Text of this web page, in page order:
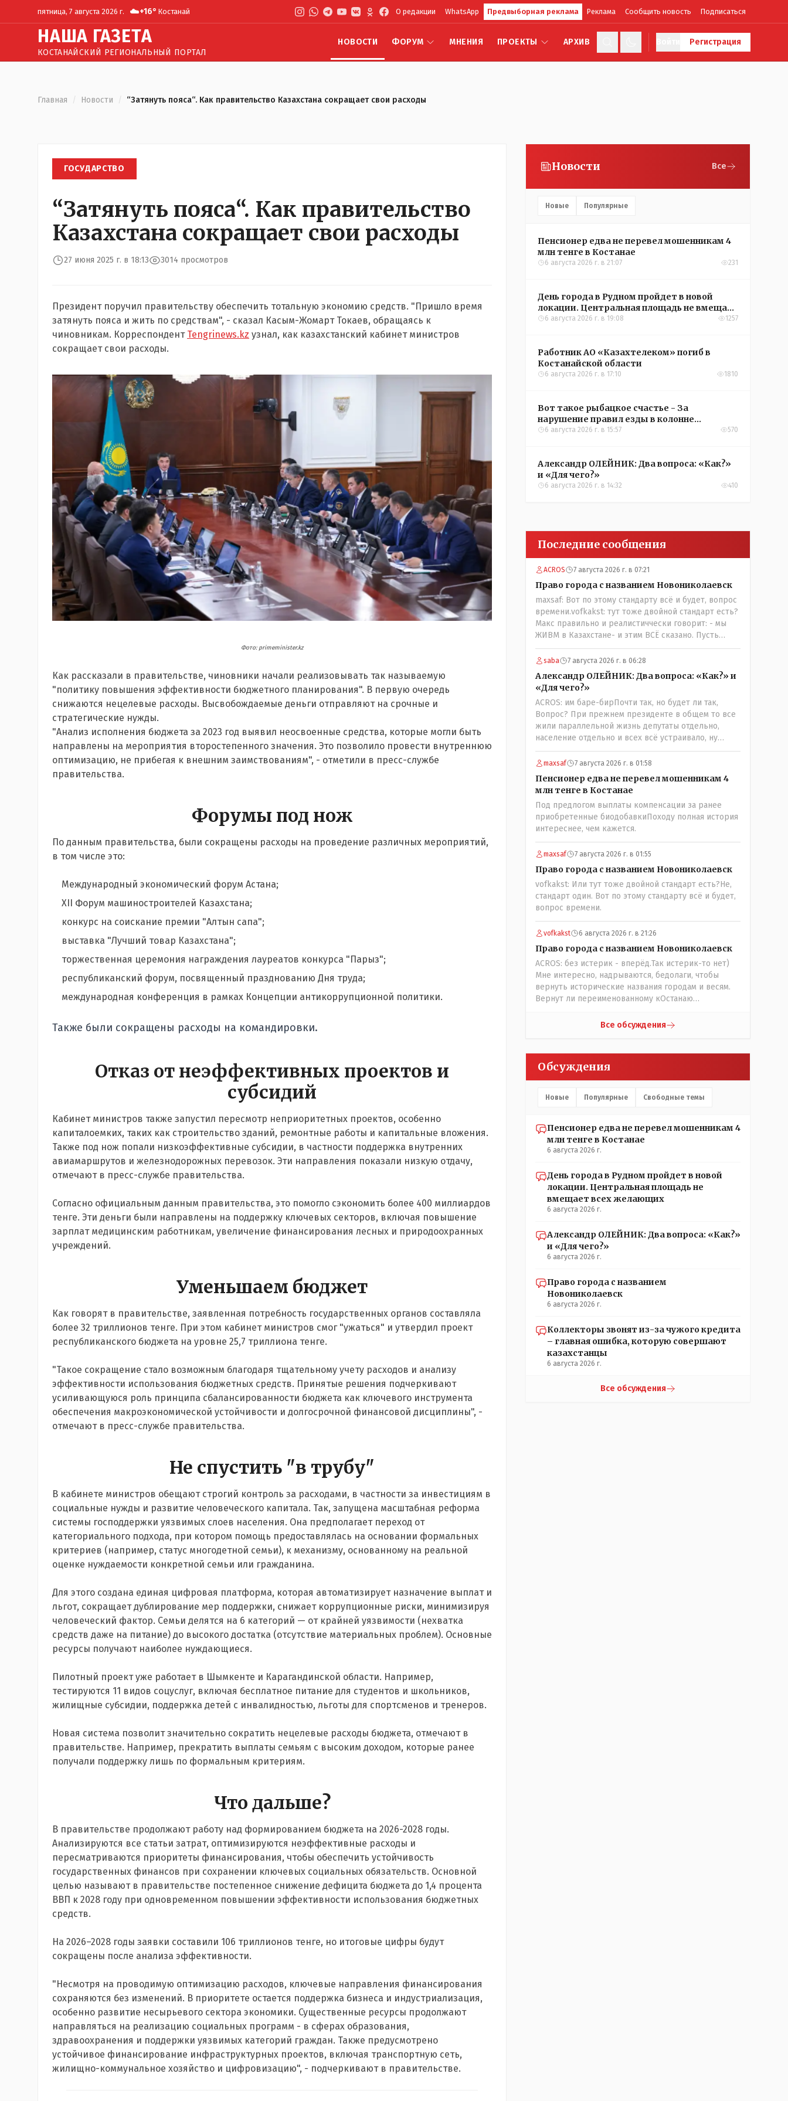
пятница, 7 августа 2026 г. ☁️+16° Костанай О редакции WhatsApp Предвыборная реклама Реклама Сообщить новость Подписаться
НАША ГАЗЕТА
КОСТАНАЙСКИЙ РЕГИОНАЛЬНЫЙ ПОРТАЛ
НОВОСТИ ФОРУМ МНЕНИЯ ПРОЕКТЫ АРХИВ Регистрация
Главная / Новости / “Затянуть пояса“. Как правительство Казахстана сокращает свои расходы
ГОСУДАРСТВО
“Затянуть пояса“. Как правительство
Казахстана сокращает свои расходы
27 июня 2025 г. в 18:13 3014 просмотров
Президент поручил правительству обеспечить тотальную экономию средств. "Пришло время
затянуть пояса и жить по средствам", - сказал Касым-Жомарт Токаев, обращаясь к
чиновникам. Корреспондент Tengrinews.kz узнал, как казахстанский кабинет министров
сокращает свои расходы.
Фото: primeminister.kz
Как рассказали в правительстве, чиновники начали реализовывать так называемую
"политику повышения эффективности бюджетного планирования". В первую очередь
снижаются нецелевые расходы. Высвобождаемые деньги отправляют на срочные и
стратегические нужды.
"Анализ исполнения бюджета за 2023 год выявил неосвоенные средства, которые могли быть
направлены на мероприятия второстепенного значения. Это позволило провести внутреннюю
оптимизацию, не прибегая к внешним заимствованиям", - отметили в пресс-службе
правительства.
Форумы под нож
По данным правительства, были сокращены расходы на проведение различных мероприятий,
в том числе это:
Международный экономический форум Астана;
XII Форум машиностроителей Казахстана;
конкурс на соискание премии "Алтын сапа";
выставка "Лучший товар Казахстана";
торжественная церемония награждения лауреатов конкурса "Парыз";
республиканский форум, посвященный празднованию Дня труда;
международная конференция в рамках Концепции антикоррупционной политики.
Также были сокращены расходы на командировки.
Отказ от неэффективных проектов и
субсидий
Кабинет министров также запустил пересмотр неприоритетных проектов, особенно
капиталоемких, таких как строительство зданий, ремонтные работы и капитальные вложения.
Также под нож попали низкоэффективные субсидии, в частности поддержка внутренних
авиамаршрутов и железнодорожных перевозок. Эти направления показали низкую отдачу,
отмечают в пресс-службе правительства.
Согласно официальным данным правительства, это помогло сэкономить более 400 миллиардов
тенге. Эти деньги были направлены на поддержку ключевых секторов, включая повышение
зарплат медицинским работникам, увеличение финансирования лесных и природоохранных
учреждений.
Уменьшаем бюджет
Как говорят в правительстве, заявленная потребность государственных органов составляла
более 32 триллионов тенге. При этом кабинет министров смог "ужаться" и утвердил проект
республиканского бюджета на уровне 25,7 триллиона тенге.
"Такое сокращение стало возможным благодаря тщательному учету расходов и анализу
эффективности использования бюджетных средств. Принятые решения подчеркивают
усиливающуюся роль принципа сбалансированности бюджета как ключевого инструмента
обеспечения макроэкономической устойчивости и долгосрочной финансовой дисциплины", -
отмечают в пресс-службе правительства.
Не спустить "в трубу"
В кабинете министров обещают строгий контроль за расходами, в частности за инвестициям в
социальные нужды и развитие человеческого капитала. Так, запущена масштабная реформа
системы господдержки уязвимых слоев населения. Она предполагает переход от
категориального подхода, при котором помощь предоставлялась на основании формальных
критериев (например, статус многодетной семьи), к механизму, основанному на реальной
оценке нуждаемости конкретной семьи или гражданина.
Для этого создана единая цифровая платформа, которая автоматизирует назначение выплат и
льгот, сокращает дублирование мер поддержки, снижает коррупционные риски, минимизируя
человеческий фактор. Семьи делятся на 6 категорий — от крайней уязвимости (нехватка
средств даже на питание) до высокого достатка (отсутствие материальных проблем). Основные
ресурсы получают наиболее нуждающиеся.
Пилотный проект уже работает в Шымкенте и Карагандинской области. Например,
тестируются 11 видов соцуслуг, включая бесплатное питание для студентов и школьников,
жилищные субсидии, поддержка детей с инвалидностью, льготы для спортсменов и тренеров.
Новая система позволит значительно сократить нецелевые расходы бюджета, отмечают в
правительстве. Например, прекратить выплаты семьям с высоким доходом, которые ранее
получали поддержку лишь по формальным критериям.
Что дальше?
В правительстве продолжают работу над формированием бюджета на 2026-2028 годы.
Анализируются все статьи затрат, оптимизируются неэффективные расходы и
пересматриваются приоритеты финансирования, чтобы обеспечить устойчивость
государственных финансов при сохранении ключевых социальных обязательств. Основной
целью называют в правительстве постепенное снижение дефицита бюджета до 1,4 процента
ВВП к 2028 году при одновременном повышении эффективности использования бюджетных
средств.
На 2026–2028 годы заявки составили 106 триллионов тенге, но итоговые цифры будут
сокращены после анализа эффективности.
"Несмотря на проводимую оптимизацию расходов, ключевые направления финансирования
сохраняются без изменений. В приоритете остается поддержка бизнеса и индустриализация,
особенно развитие несырьевого сектора экономики. Существенные ресурсы продолжают
направляться на реализацию социальных программ - в сферах образования,
здравоохранения и поддержки уязвимых категорий граждан. Также предусмотрено
устойчивое финансирование инфраструктурных проектов, включая транспортную сеть,
жилищно-коммунальное хозяйство и цифровизацию", - подчеркивают в правительстве.
Новости Все
Новые Популярные
Пенсионер едва не перевел мошенникам 4
млн тенге в Костанае
6 августа 2026 г. в 21:07 231
День города в Рудном пройдет в новой
локации. Центральная площадь не вмещает
всех желающих
6 августа 2026 г. в 19:08 1257
Работник АО «Казахтелеком» погиб в
Костанайской области
6 августа 2026 г. в 17:10 1810
Вот такое рыбацкое счастье - За
нарушение правил езды в колонне
оштрафовали участников соревнований в
6 августа 2026 г. в 15:57 570
Александр ОЛЕЙНИК: Два вопроса: «Как?»
и «Для чего?»
6 августа 2026 г. в 14:32 410
Последние сообщения
ACROS 7 августа 2026 г. в 07:21
Право города с названием Новониколаевск
maxsaf: Вот по этому стандарту всё и будет, вопрос
времени.vofkakst: тут тоже двойной стандарт есть?
Макс правильно и реалистиччески говорит: - мы
ЖИВМ в Казахстане- и этим ВСЁ сказано. Пусть
люди попробуют- вдруг получиться, хотя навряд ли,
вы же сами сказали: "....чтобы вернуть
исторические названия городам и весям...."
историческое название согласно этой же статьи :-
Цитата:..."...Комиссия утвердила новое место для
поселения ниже по Тоболу около брода,
находившегося около урочища Кустанай,
предложив назвать его Ново-Николаевским...." Так
что всё в цвет: - Кустанай - историческое название,
а Ново -Николаевск - его назвали пришлые люди.
saba 7 августа 2026 г. в 06:28
Александр ОЛЕЙНИК: Два вопроса: «Как?» и
«Для чего?»
ACROS: им баре-бирПочти так, но будет ли так,
Вопрос? При прежнем президенте в общем то все
жили параллельной жизнь депутаты отдельно,
население отдельно и всех всё устраивало, ну
кроме отдельных очень активных членов общества,
их всегда быстро выявляли и кого за границу, кого
политической жизни страны! А теперь когда власть
потихоньку забирается в карман к народу многим
уже хочется спросить у депутатов:" А народные ли
вы избранники?" Но те глухо отгородились
обезличивающей стеной партии, которую якобы мы
избрали и спросить увы не получается! Парадкс в
том что и власти это не особо нужно, когда пар
скапливается, ему требуется выход, а депутаты
были бы идеальным барашком на заклание! Но как
обычно, спешили, до конца не продумали, а тут ещё
на важных постах где думать должны были никого
не оказалось(отдыхали где то) вот так всё и
maxsaf 7 августа 2026 г. в 01:58
Пенсионер едва не перевел мошенникам 4
млн тенге в Костанае
Под предлогом выплаты компенсации за ранее
приобретенные биодобавкиПоходу полная история
интереснее, чем кажется.
maxsaf 7 августа 2026 г. в 01:55
Право города с названием Новониколаевск
vofkakst: Или тут тоже двойной стандарт есть?Не,
стандарт один. Вот по этому стандарту всё и будет,
вопрос времени.
vofkakst 6 августа 2026 г. в 21:26
Право города с названием Новониколаевск
ACROS: без истерик - вперёд.Так истерик-то нет)
Мне интересно, надрываются, бедолаги, чтобы
вернуть исторические названия городам и весям.
Вернут ли переименованному кОстанаю
ономасты существуют)) Или тут тоже двойной
Все обсуждения
Обсуждения
Новые Популярные Свободные темы
Пенсионер едва не перевел мошенникам 4
млн тенге в Костанае
6 августа 2026 г.
День города в Рудном пройдет в новой
локации. Центральная площадь не
вмещает всех желающих
6 августа 2026 г.
Александр ОЛЕЙНИК: Два вопроса: «Как?»
и «Для чего?»
6 августа 2026 г.
Право города с названием
Новониколаевск
6 августа 2026 г.
Коллекторы звонят из-за чужого кредита
– главная ошибка, которую совершают
казахстанцы
6 августа 2026 г.
Все обсуждения